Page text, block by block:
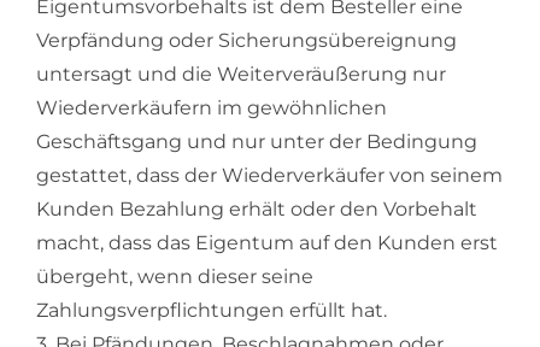
Eigentumsvorbehalts ist dem Besteller eine
Verpfändung oder Sicherungsübereignung
untersagt und die Weiterveräußerung nur
Wiederverkäufern im gewöhnlichen
Geschäftsgang und nur unter der Bedingung
gestattet, dass der Wiederverkäufer von seinem
Kunden Bezahlung erhält oder den Vorbehalt
macht, dass das Eigentum auf den Kunden erst
übergeht, wenn dieser seine
Zahlungsverpflichtungen erfüllt hat.